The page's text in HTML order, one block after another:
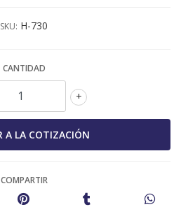
SKU: H-730
CANTIDAD
+
COMPARTIR